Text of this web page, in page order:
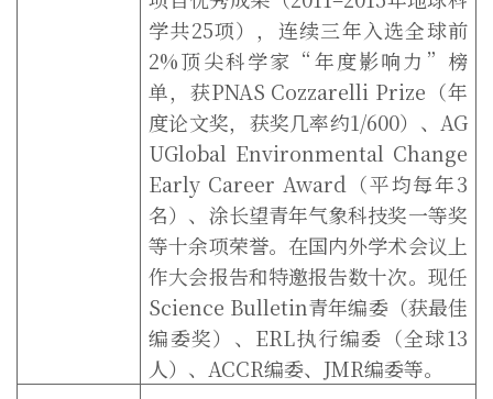
学共25项），连续三年入选全球前
2%顶尖科学家 “年度影响力 ” 榜
单，获PNAS Cozzarelli Prize （年
度论文奖，获奖几率约1/600）、 AG
UGlobal Environmental Change
Early Career Award （平均每年3
名）、涂长望青年气象科技奖一等奖
等十余项荣誉。在国内外学术会议上
作大会报告和特邀报告数十次。现任
Science Bulletin青年编委（获最佳
编委奖）、 ERL执行编委（全球13
人）、 ACCR编委、 JMR编委等。